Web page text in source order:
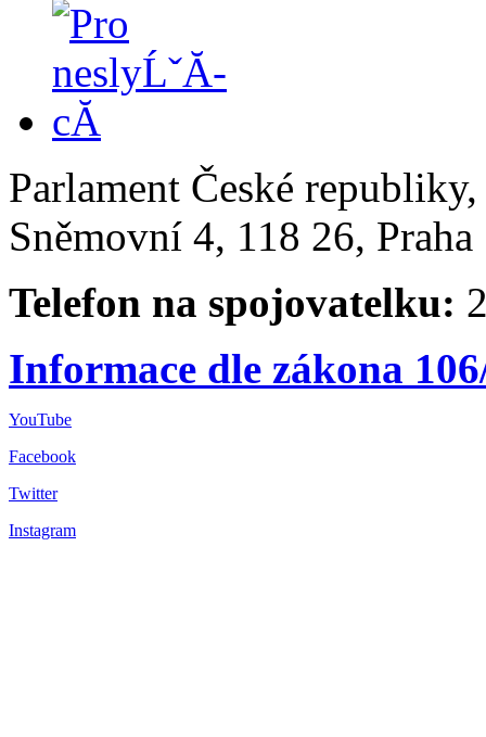
Parlament České
Sněmovní 4, 118 26,
Telefon na spojovatelku:
Informace dle zákona
YouTube
Facebook
Twitter
Instagram